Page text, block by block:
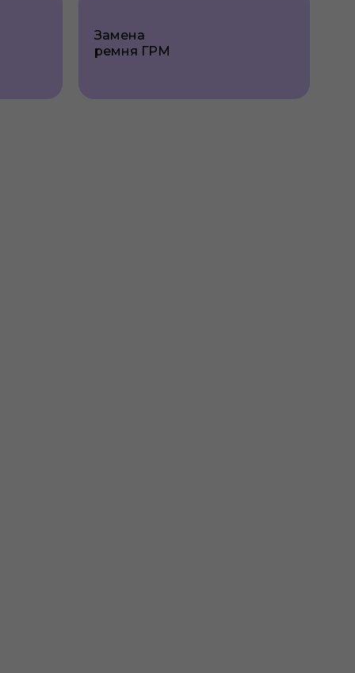
Замена
ремня ГРМ